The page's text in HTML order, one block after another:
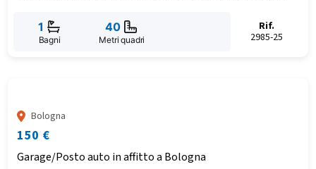
recentemente e dispone di servizio di portierato diurno,
videosorveglianza e tre ascensori.
1
Bagni
40
Metri quadri
Rif.
2985-25
Bologna
150 €
Garage/Posto auto in affitto a Bologna